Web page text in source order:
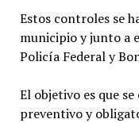
Estos controles se
municipio y junto a
Policía Federal y
El objetivo es que
preventivo y